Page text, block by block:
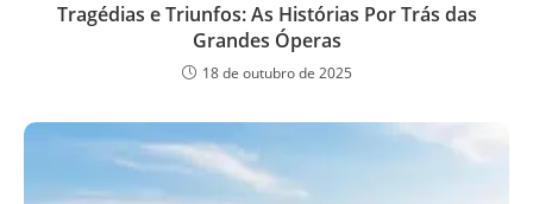
Tragédias e Triunfos: As Histórias Por Trás das
Grandes Óperas
18 de outubro de 2025